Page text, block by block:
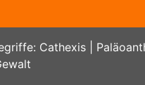
Cathexis